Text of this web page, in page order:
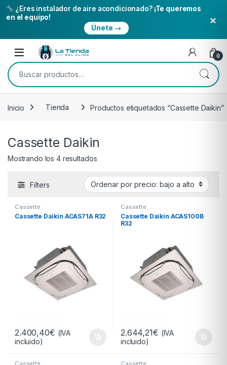
¿Eres instalador de aire acondicionado? ¡Te queremos
en el equipo!
Únete →
×
Skip to navigation
Skip to content
Open 0
Buscar por:
Inicio Tienda Productos etiquetados “Cassette Daikin”
Cassette Daikin
Mostrando los 4 resultadosOrdenado por precio: bajo a alto
Filters
Cassette
Cassette Daikin ACAS71A R32
2.400,40€ (IVA
incluido)
Cassette
Cassette Daikin ACAS100B
R32
2.644,21€ (IVA
incluido)
Cassette Cassette